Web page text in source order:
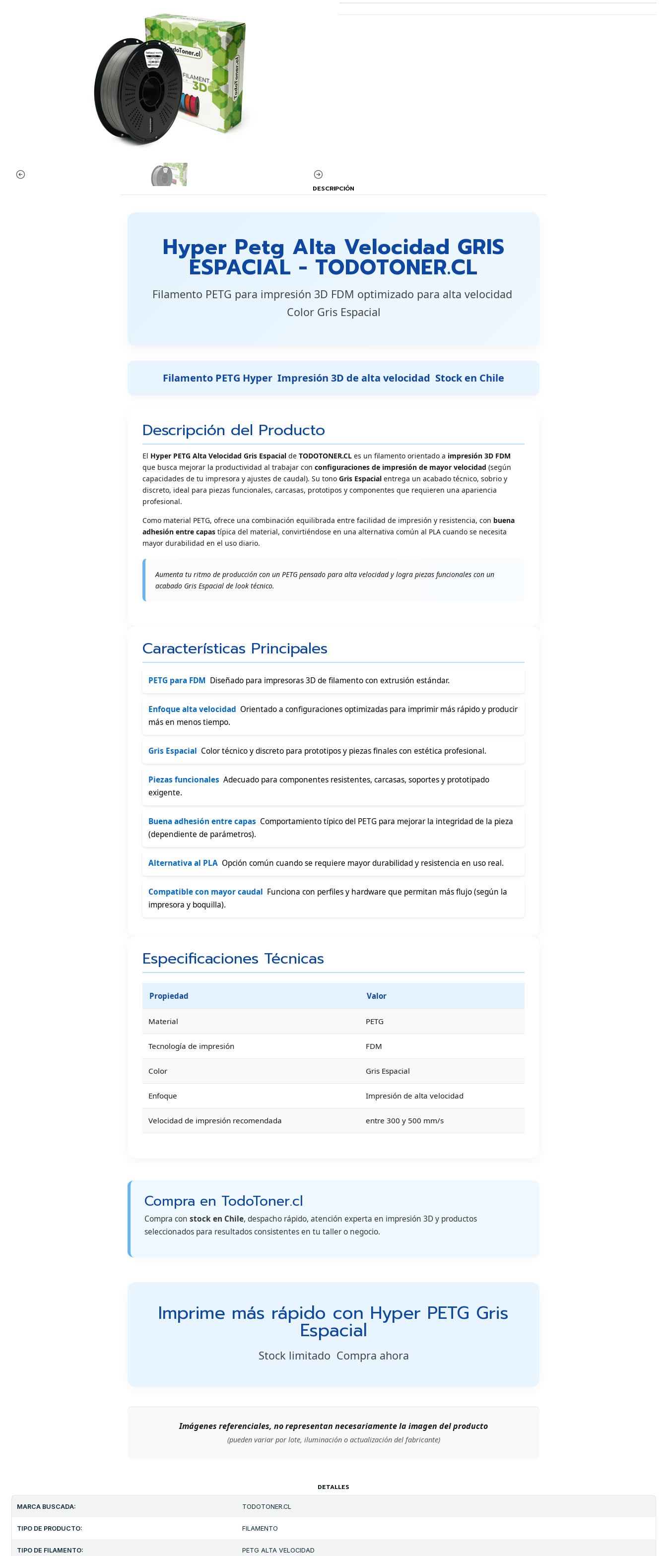
DESCRIPCIÓN
Hyper Petg Alta Velocidad GRIS
ESPACIAL - TODOTONER.CL
Filamento PETG para impresión 3D FDM optimizado para alta velocidad 
Color Gris Espacial
Filamento PETG Hyper  Impresión 3D de alta velocidad  Stock en Chile
Descripción del Producto
El Hyper PETG Alta Velocidad Gris Espacial de TODOTONER.CL es un filamento orientado a impresión 3D FDM
que busca mejorar la productividad al trabajar con configuraciones de impresión de mayor velocidad (según
capacidades de tu impresora y ajustes de caudal). Su tono Gris Espacial entrega un acabado técnico, sobrio y
discreto, ideal para piezas funcionales, carcasas, prototipos y componentes que requieren una apariencia
profesional.
Como material PETG, ofrece una combinación equilibrada entre facilidad de impresión y resistencia, con buena
adhesión entre capas típica del material, convirtiéndose en una alternativa común al PLA cuando se necesita
mayor durabilidad en el uso diario.
Aumenta tu ritmo de producción con un PETG pensado para alta velocidad y logra piezas funcionales con un
acabado Gris Espacial de look técnico.
Características Principales
PETG para FDM  Diseñado para impresoras 3D de filamento con extrusión estándar.
Enfoque alta velocidad  Orientado a configuraciones optimizadas para imprimir más rápido y producir
más en menos tiempo.
Gris Espacial  Color técnico y discreto para prototipos y piezas finales con estética profesional.
Piezas funcionales  Adecuado para componentes resistentes, carcasas, soportes y prototipado
exigente.
Buena adhesión entre capas  Comportamiento típico del PETG para mejorar la integridad de la pieza
(dependiente de parámetros).
Alternativa al PLA  Opción común cuando se requiere mayor durabilidad y resistencia en uso real.
Compatible con mayor caudal  Funciona con perfiles y hardware que permitan más flujo (según la
impresora y boquilla).
Especificaciones Técnicas
Propiedad Valor
Material PETG
Tecnología de impresión FDM
Color Gris Espacial
Enfoque Impresión de alta velocidad
Velocidad de impresión recomendada entre 300 y 500 mm/s
Compra en TodoToner.cl
Compra con stock en Chile, despacho rápido, atención experta en impresión 3D y productos
seleccionados para resultados consistentes en tu taller o negocio.
Imprime más rápido con Hyper PETG Gris
Espacial
Stock limitado  Compra ahora
Imágenes referenciales, no representan necesariamente la imagen del producto
(pueden variar por lote, iluminación o actualización del fabricante)
DETALLES
MARCA BUSCADA: TODOTONER.CL
TIPO DE PRODUCTO: FILAMENTO
TIPO DE FILAMENTO: PETG ALTA VELOCIDAD